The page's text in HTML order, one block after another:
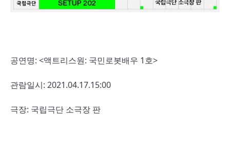
공연명: <액트리스원: 국민로봇배우 1호>
관람일시: 2021.04.17.15:00
극장: 국립극단 소극장 판